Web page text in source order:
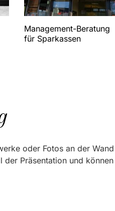
Management-Beratung
für Sparkassen
oder Fotos an der Wand
der Präsentation und können